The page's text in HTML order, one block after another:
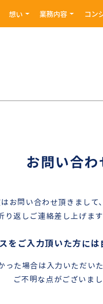
想い 業務内容 コン
お問い合わ
お問い合わせ頂きまして
り返しご連絡差し上げま
をご入力頂いた方には
った場合は入力いただい
ご不明な点がございま